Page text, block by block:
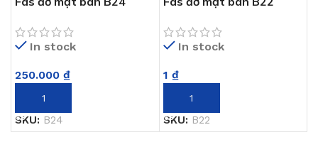
In stock
250.000 ₫
THÊM VÀO GIỎ HÀNG
SKU: B24
In stock
1 ₫
THÊM VÀO GIỎ HÀNG
SKU: B22